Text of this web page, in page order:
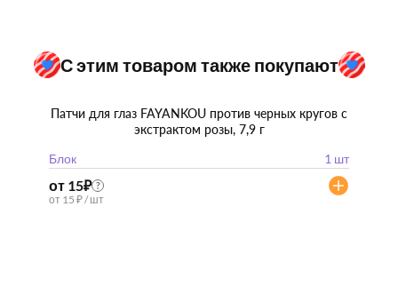
С этим товаром также покупают
Патчи для глаз FAYANKOU против черных кругов с
экстрактом розы, 7,9 г
Блок
1 шт
от 15₽ ?
от 15 ₽ / шт